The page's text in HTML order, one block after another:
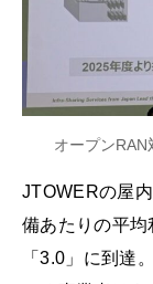
オープン
JTOWERの屋
備あたりの平
「3.0」に到達